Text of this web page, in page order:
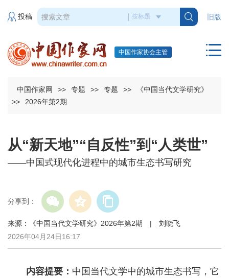
旧版
投稿
中国作家协会主管
中国作家网 >> 专题 >> 专题 >>
《中国当代文学研究》
>>
2026年第2期
从“新天地”“自反性”到“人类世”
——中国式现代化进程中的城市生态书写研究
分享到：
来源：《中国当代文学研究》2026年第2期 | 刘晓飞
2026年04月24日16:17
内容提要： 中国当代文学中的城市生态书写，它